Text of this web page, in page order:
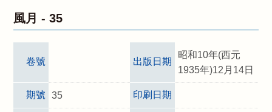
風月 -35
卷號 出版日期
昭和10年(西元
1935年)12月14日
期號 35 印刷日期